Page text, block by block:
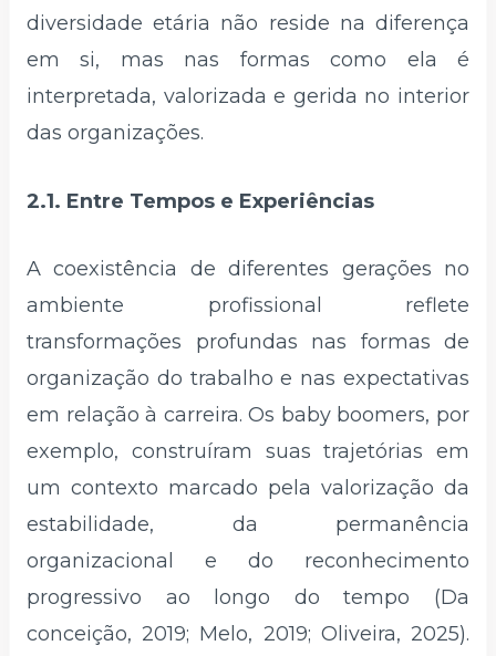
diversidade etária não reside na diferença
em si, mas nas formas como ela é
interpretada, valorizada e gerida no interior
das organizações.
2.1. Entre Tempos e Experiências
A coexistência de diferentes gerações no
ambiente profissional reflete
transformações profundas nas formas de
organização do trabalho e nas expectativas
em relação à carreira. Os baby boomers, por
exemplo, construíram suas trajetórias em
um contexto marcado pela valorização da
estabilidade, da permanência
organizacional e do reconhecimento
progressivo ao longo do tempo (Da
conceição, 2019; Melo, 2019; Oliveira, 2025).